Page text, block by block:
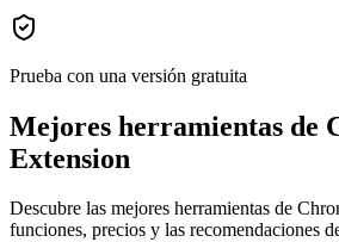
Prueba con una versión gratuita
Mejores herramientas de
Extension
Descubre las mejores herramientas de
funciones, precios y las recomendaciones